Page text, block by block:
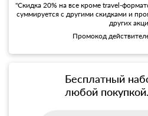
"Скидка 20% на все кроме travel-
суммируется с другими скидками и
других
Промокод
Бесплатный
любой покупкой.